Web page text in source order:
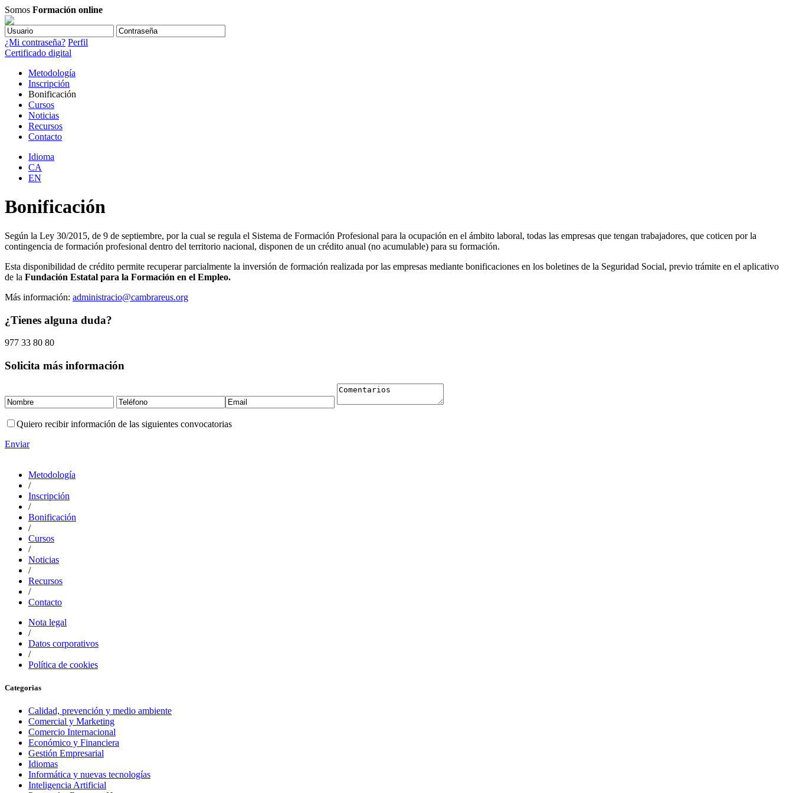
Somos Formación online
¿Mi contraseña? Perfil
Certificado digital
Metodología
Inscripción
Bonificación
Cursos
Noticias
Recursos
Contacto
Idioma
CA
EN
Bonificación
Según la Ley 30/2015, de 9 de septiembre, por la cual se regula el Sistema de Formación Profesional para la ocupación en el ámbito laboral, todas las empresas que tengan trabajadores, que coticen por la
contingencia de formación profesional dentro del territorio nacional, disponen de un crédito anual (no acumulable) para su formación.
Esta disponibilidad de crédito permite recuperar parcialmente la inversión de formación realizada por las empresas mediante bonificaciones en los boletines de la Seguridad Social, previo trámite en el aplicativo
de la Fundación Estatal para la Formación en el Empleo.
Más información: administracio@cambrareus.org
¿Tienes alguna duda?
977 33 80 80
Solicita más información
Quiero recibir información de las siguientes convocatorias
Enviar
Metodología
/
Inscripción
/
Bonificación
/
Cursos
/
Noticias
/
Recursos
/
Contacto
Nota legal
/
Datos corporativos
/
Política de cookies
Categorias
Calidad, prevención y medio ambiente
Comercial y Marketing
Comercio Internacional
Económico y Financiera
Gestión Empresarial
Idiomas
Informática y nuevas tecnologías
Inteligencia Artificial